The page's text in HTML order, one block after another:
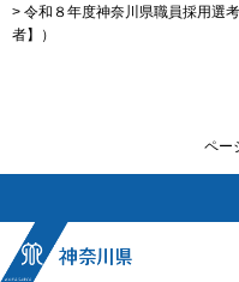
> 令和８年度神奈川県職員採用選
者】）
ペー